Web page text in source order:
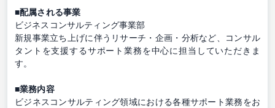
■配属される事業
ビジネスコンサルティング事業部
新規事業立ち上げに伴うリサーチ・企画・分析など、コンサル
タントを支援するサポート業務を中心に担当していただきま
す。
■業務内容
ビジネスコンサルティング領域における各種サポート業務をお